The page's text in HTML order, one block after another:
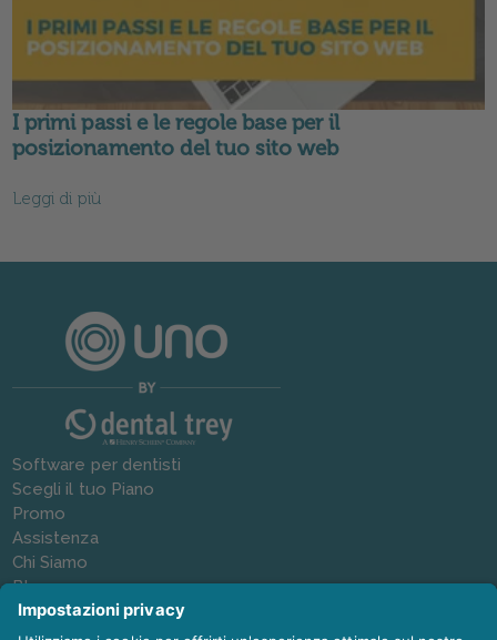
I primi passi e le regole base per il
posizionamento del tuo sito web
Leggi di più
Software per dentisti
Scegli il tuo Piano
Promo
Assistenza
Chi Siamo
Blog
Newsletter
Contatti